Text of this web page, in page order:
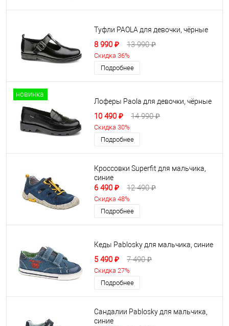
Туфли PAOLA для девочки, чёрные
8 990 ₽ 13 990 ₽
Скидка 36%
Подробнее
новинка
Лоферы Paola для девочки, чёрные
10 490 ₽ 14 990 ₽
Скидка 30%
Подробнее
Кроссовки Superfit для мальчика,
синие
6 490 ₽ 12 490 ₽
Скидка 48%
Подробнее
Кеды Pablosky для мальчика, синие
5 490 ₽ 7 490 ₽
Скидка 27%
Подробнее
Сандалии Pablosky для мальчика,
синие